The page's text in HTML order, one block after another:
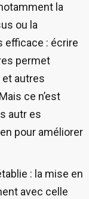
la
ou la
efficace : écrire
permet
et autres
ce n’est
autr es
pour améliorer
: la mise en
avec celle